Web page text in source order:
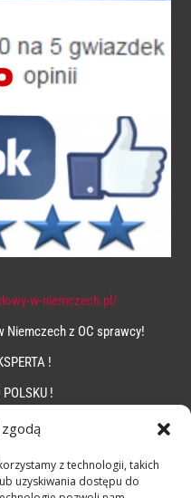
z technologii, takich
uzyskiwania dostępu do
w-niemczech.pl/
Niemczech z OC sprawcy!
!
!